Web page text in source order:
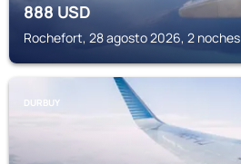
888USD
Rochefort, 28 agosto 2026, 2 noches
DURBUY